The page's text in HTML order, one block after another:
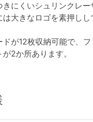
きにくいシュリンクレ
は大きなロゴを素押しし
ドが12枚収納可能で、
2か所あります。